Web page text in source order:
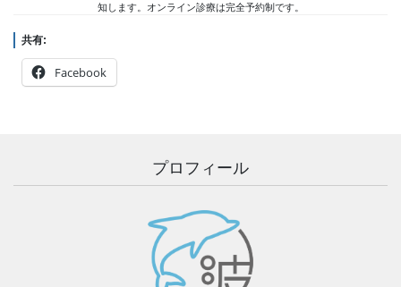
知します。オンライン診療は完全予約制です。
共有:
Facebook
プロフィール